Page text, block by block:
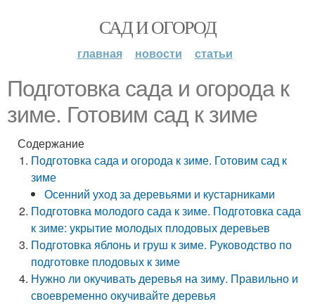
САД И ОГОРОД
главная новости статьи
Подготовка сада и огорода к
зиме. Готовим сад к зиме
Содержание
Подготовка сада и огорода к зиме. Готовим сад к
зиме
Осенний уход за деревьями и кустарниками
Подготовка молодого сада к зиме. Подготовка сада
к зиме: укрытие молодых плодовых деревьев
Подготовка яблонь и груш к зиме. Руководство по
подготовке плодовых к зиме
Нужно ли окучивать деревья на зиму. Правильно и
своевременно окучивайте деревья